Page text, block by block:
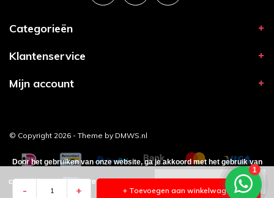
- + + Toevoegen aan winkelwagen
Categorieën
Klantenservice
Mijn account
© Copyright 2026 - Theme by DMWS.nl
Door het gebruiken van onze website, ga je akkoord met het gebruik van
cookies om onze website te verbeteren. Dit bericht verbergen